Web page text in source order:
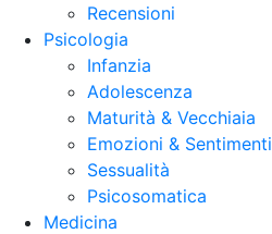
Recensioni
Psicologia
Infanzia
Adolescenza
Maturità & Vecchiaia
Emozioni & Sentimenti
Sessualità
Psicosomatica
Medicina